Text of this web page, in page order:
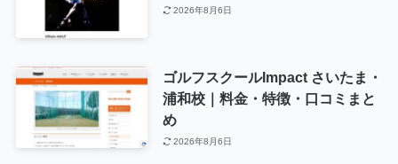
2026年8月6日
ゴルフスクールImpact さいたま・
浦和校｜料金・特徴・口コミまと
め
2026年8月6日